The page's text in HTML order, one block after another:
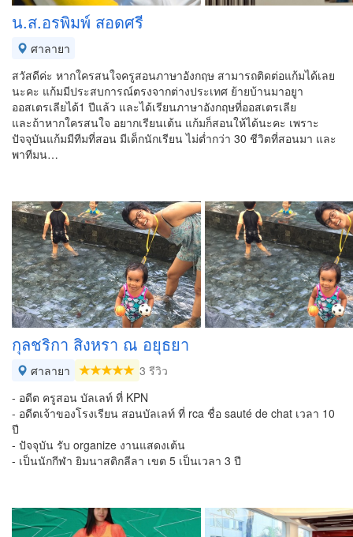
น.ส.อรพิมพ์ สอดศรี
ศาลายา
สวัสดีค่ะ หากใครสนใจครูสอนภาษาอังกฤษ สามารถติดต่อแก้มได้เลย
นะคะ แก้มมีประสบการณ์ตรงจากต่างประเทศ ย้ายบ้านมาอยูา
ออสเตรเลียได้1 ปีแล้ว และได้เรียนภาษาอังกฤษที่ออสเตรเลีย
และถ้าหากใครสนใจ อยากเรียนเต้น แก้มก็สอนให้ได้นะคะ เพราะ
ปัจจุบันแก้มมีทีมที่สอน มีเด็กนักเรียน ไม่ต่ำกว่า 30 ชีวิตที่สอนมา และ
พาทีมน…
กุลชริกา สิงหรา ณ อยุธยา
ศาลายา
3 รีวิว
- อดีต ครูสอน บัลเลท์ ที่ KPN
- อดีตเจ้าของโรงเรียน สอนบัลเลท์ ที่ rca ชื่อ sauté de chat เวลา 10
ปี
- ปัจจุบัน รับ organize งานแสดงเต้น
- เป็นนักกีฬา ยิมนาสติกลีลา เขต 5 เป็นเวลา 3 ปี